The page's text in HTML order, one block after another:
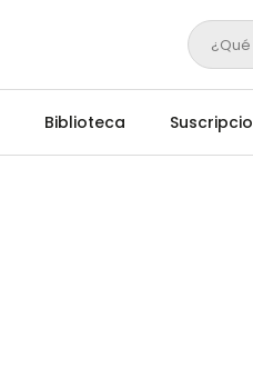
Biblioteca